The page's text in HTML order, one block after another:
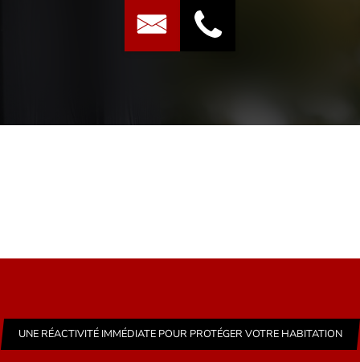
UNE RÉACTIVITÉ IMMÉDIATE POUR PROTÉGER VOTRE HABITATION